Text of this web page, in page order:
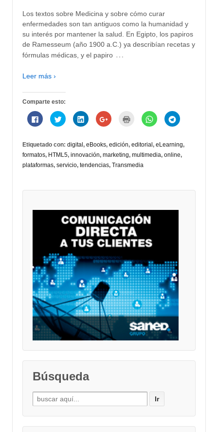
Los textos sobre Medicina y sobre cómo curar
enfermedades son tan antiguos como la humanidad y
su interés por mantener la salud. En Egipto, los papiros
de Ramesseum (año 1900 a.C.) ya describían recetas y
fórmulas médicas, y el papiro …
Leer más ›
Comparte esto:
Haz
clic
en
Facebook
(Se
abre
en
una
Haz
clic
Twitter
(Se
abre
en
una
Haz
clic
en
LinkedIn
(Se
abre
en
una
Haz
clic
en
Google+
(Se
abre
en
una
(Se
abre
en
una
ventana
nueva)
Haz
clic
en
WhatsApp
(Se
abre
Haz
clic
Telegram
(Se
abre
Etiquetado con: digital , eBooks, edición, editorial , eLearning,
formatos, HTML5, innovación, marketing, multimedia, online,
plataformas, servicio, tendencias, Transmedia
Búsqueda
Buscar
por: